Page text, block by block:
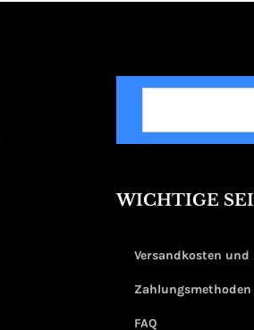
SUCHEN
WICHTIGE
Versandkosten
Zahlungsmethoden
FAQ